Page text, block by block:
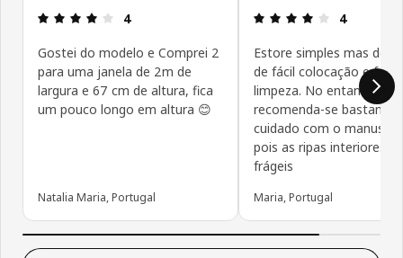
Avaliações: 4 de 5 estrelas.
4
Gostei do modelo e Comprei 2
para uma janela de 2m de
largura e 67 cm de altura, fica
um pouco longo em altura 😊
Natalia Maria, Portugal
4
Estore simples mas
de fácil colocação e fácil
limpeza. No entanto
recomenda-se bastante
cuidado com o
pois as ripas interiores
frágeis
Maria, Portugal